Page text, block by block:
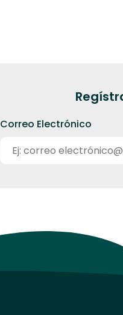
Correo Electrónico